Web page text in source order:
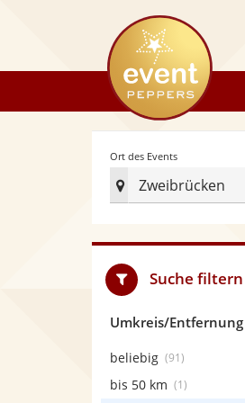
eventpeppers
Ort des Events
Zweibrücken
Radius
Suche filtern
Umkreis/Entfernung
beliebig (91)
bis 50 km (1)